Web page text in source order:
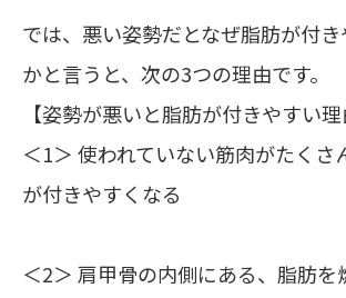
では、悪い姿勢だとなぜ脂肪が付
かと言うと、次の3つの理由です。
【姿勢が悪いと脂肪が付きやすい理
＜1＞ 使われていない筋肉がたくさ
が付きやすくなる
＜2＞ 肩甲骨の内側にある、脂肪を